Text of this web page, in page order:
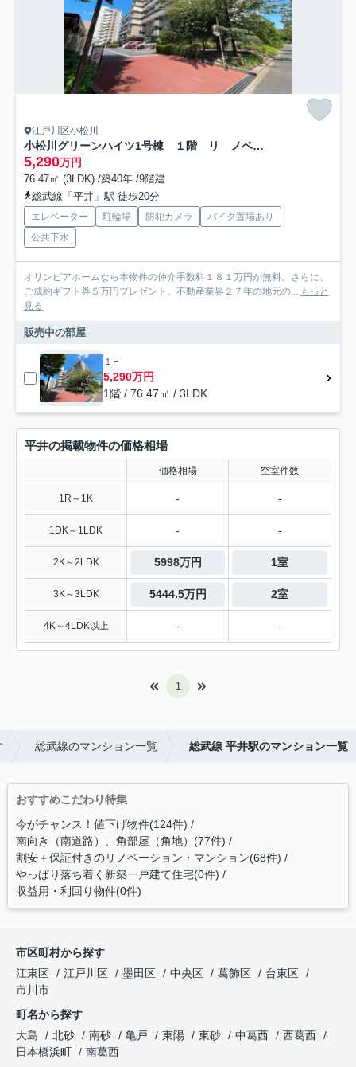
江戸川区小松川
小松川グリーンハイツ1号棟 １階 リ ノベーション
5,290万円
76.47㎡ (3LDK) /築40年 /9階建
総武線「平井」駅 徒歩20分
エレベーター 駐輪場 防犯カメラ
バイク置場あり
公共下水
オリンピアホームなら本物件の仲介手数料１８１万円が無料。さらに、
ご成約ギフト券５万円プレゼント。不動産業界２７年の地元の... もっと
見る
販売中の部屋
１F
5,290万円
1階 / 76.47㎡ / 3LDK
平井の掲載物件の価格相場
価格相場 空室件数
1R～1K - -
1DK～1LDK - -
2K～2LDK 5998万円 1室
3K～3LDK 5444.5万円 2室
4K～4LDK以上 - -
1
総武線のマンション一覧 総武線 平井駅のマンション一覧
おすすめこだわり特集
今がチャンス！値下げ物件(124件)
南向き（南道路）、角部屋（角地）(77件)
割安＋保証付きのリノベーション・マンション(68件)
やっぱり落ち着く新築一戸建て住宅(0件)
収益用・利回り物件(0件)
市区町村から探す
江東区
江戸川区 墨田区 中央区 葛飾区
台東区
市川市
町名から探す
大島
北砂 南砂 亀戸 東陽 東砂 中葛西
西葛西
日本橋浜町
南葛西